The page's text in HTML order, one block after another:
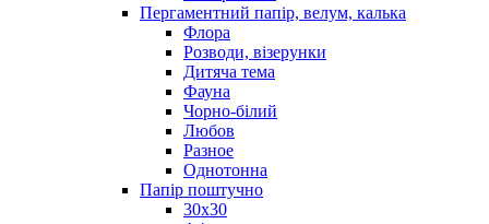
Пергаментний папір, велум, калька
Флора
Розводи, візерунки
Дитяча тема
Фауна
Чорно-білий
Любов
Разное
Однотонна
Папір поштучно
30х30